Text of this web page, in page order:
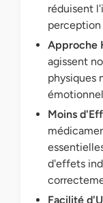
réduisent
perception
Approche
agissent
physiques
Moins
d'effets
Facilité